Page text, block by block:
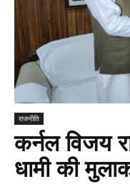
राजनीति
कर्नल विजय
धामी की